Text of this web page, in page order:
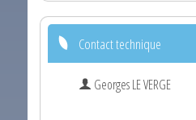
Contact technique
Georges LE VERGE